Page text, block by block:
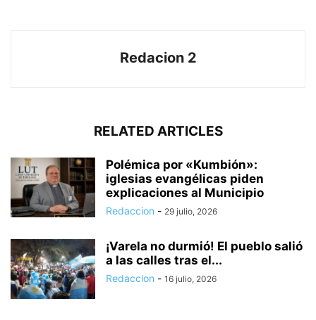
Redacion 2
RELATED ARTICLES
Polémica por «Kumbión»:
iglesias evangélicas piden
explicaciones al Municipio
Redaccion - 29 julio, 2026
¡Varela no durmió! El pueblo salió
a las calles tras el...
Redaccion - 16 julio, 2026